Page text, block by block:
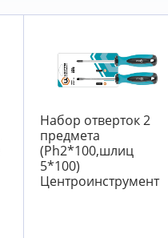
Набор отверток 2
предмета
(Ph2*100,шлиц
5*100)
Центроинструмент